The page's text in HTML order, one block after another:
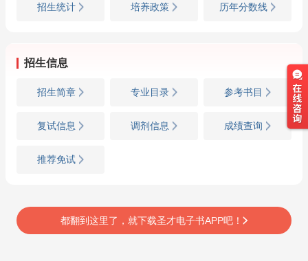
招生统计 培养政策 历年分数线
招生信息
招生简章 专业目录 参考书目
复试信息 调剂信息 成绩查询
推荐免试
都翻到这里了，就下载圣才电子书APP吧！